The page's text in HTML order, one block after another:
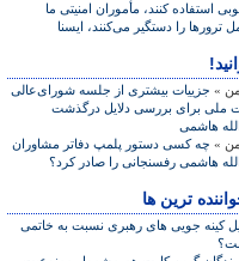
استفاده کنند، مأموران امنيتی ما
ترورها را دستگير می‌کنند، ايسنا
جزییات بیشتری از جلسه شورای‌عالی
ملی برای بررسی دلایل درگذشت
هاشمی
چه کسی دستور پلمپ دفاتر مشاوران
هاشمی رفسنجانی را صادر کرد؟
ترین ها
کینه جویی های رهبری نسبت به خاتمی